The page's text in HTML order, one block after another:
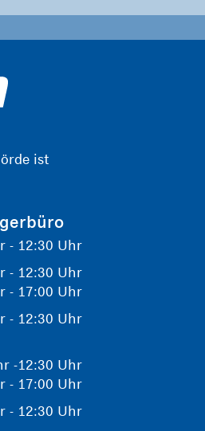
ist
- 12:30 Uhr
- 12:30 Uhr
- 17:00 Uhr
- 12:30 Uhr
-12:30 Uhr
- 17:00 Uhr
- 12:30 Uhr